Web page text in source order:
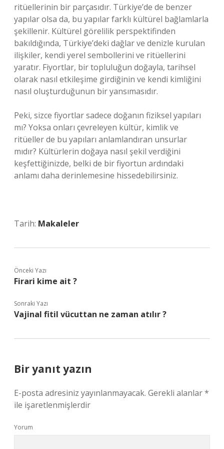
ritüellerinin bir parçasıdır. Türkiye’de de benzer
yapılar olsa da, bu yapılar farklı kültürel bağlamlarla
şekillenir. Kültürel görelilik perspektifinden
bakıldığında, Türkiye’deki dağlar ve denizle kurulan
ilişkiler, kendi yerel sembollerini ve ritüellerini
yaratır. Fiyortlar, bir topluluğun doğayla, tarihsel
olarak nasıl etkileşime girdiğinin ve kendi kimliğini
nasıl oluşturduğunun bir yansımasıdır.
Peki, sizce fiyortlar sadece doğanın fiziksel yapıları
mı? Yoksa onları çevreleyen kültür, kimlik ve
ritüeller de bu yapıları anlamlandıran unsurlar
mıdır? Kültürlerin doğaya nasıl şekil verdiğini
keşfettiğinizde, belki de bir fiyortun ardındaki
anlamı daha derinlemesine hissedebilirsiniz.
Tarih: Makaleler
Önceki Yazı
Firari kime ait ?
Sonraki Yazı
Vajinal fitil vücuttan ne zaman atılır ?
Bir yanıt yazın
E-posta adresiniz yayınlanmayacak. Gerekli alanlar*
ile işaretlenmişlerdir
Yorum